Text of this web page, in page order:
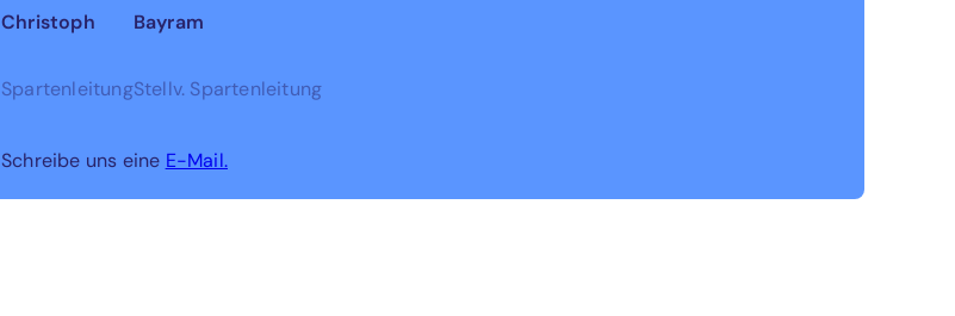
Christoph
Spartenleitung
Bayram
Stellv. Spartenleitung
Schreibe uns eine E-Mail.